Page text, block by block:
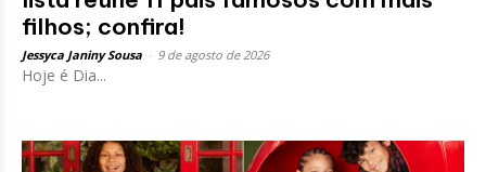
filhos; confira!
Jessyca Janiny Sousa 9 de agosto de 2026
Hoje é Dia...